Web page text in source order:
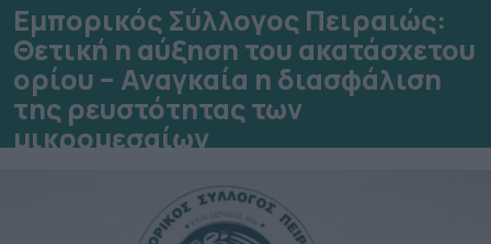
Εμπορικός Σύλλογος Πειραιώς:
Θετική η αύξηση του ακατάσχετου
ορίου – Αναγκαία η διασφάλιση
της ρευστότητας των
μικρομεσαίων